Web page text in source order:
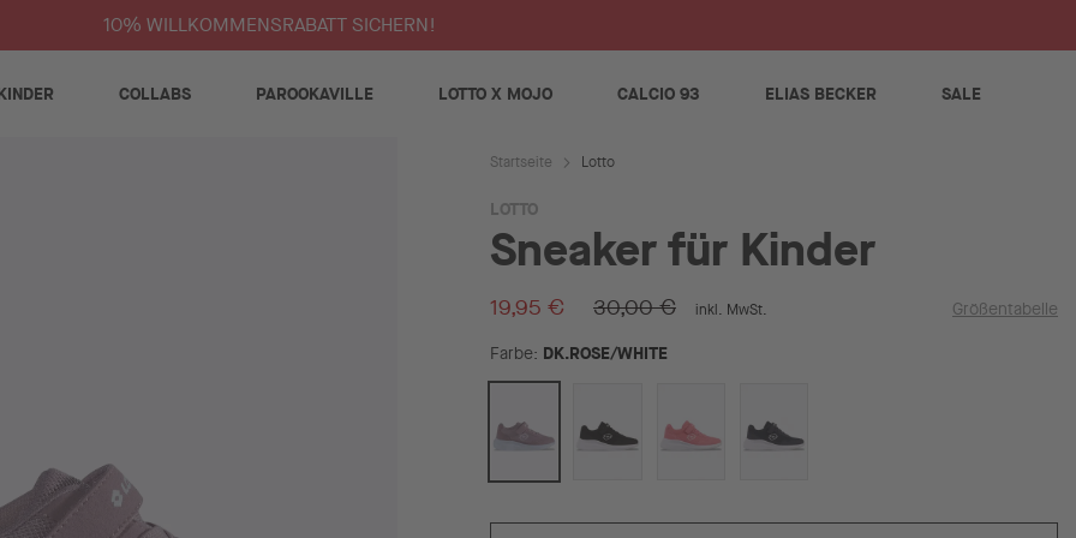
10% WILLKOMMENSRABATT SICHERN!
COLLABS PAROOKAVILLE LOTTO X MOJO CALCIO 93 ELIAS BECKER SALE
LOTTO
Sneaker für Kinder
19,95 € 30,00 € inkl. MwSt. Größentabelle
Farbe DK.ROSE/WHITE
Startseite Lotto